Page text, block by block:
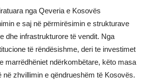
nga Qeveria e Kosovës
e saj në përmirësimin e strukturave
dhe infrastrukturore të vendit. Nga
të rëndësishme, deri te investimet
marrëdhëniet ndërkombëtare, këto masa
në zhvillimin e qëndrueshëm të Kosovës.